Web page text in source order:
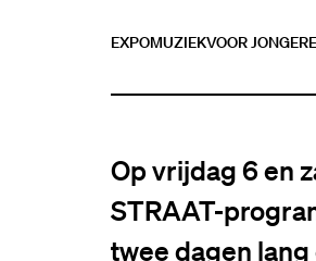
EXPOMUZIEKVOOR
Op vrijdag 6 en
STRAAT-
twee dagen